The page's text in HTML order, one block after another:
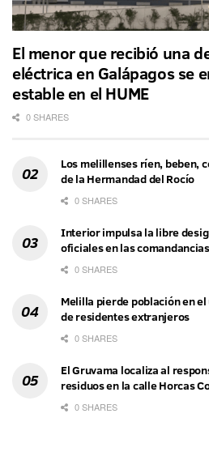
El menor que recibió una
eléctrica en Galápagos se
estable en el HUME
0 SHARES
Los melillenses ríen, beben,
de la Hermandad del Rocío
0 SHARES
Interior impulsa la libre
oficiales en las
0 SHARES
Melilla pierde población en
de residentes extranjeros
0 SHARES
El Gruvama localiza al
residuos en la calle Horcas
0 SHARES